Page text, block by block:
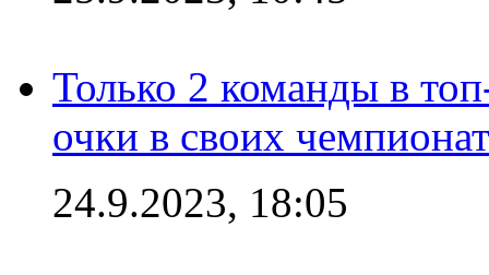
Только 2 команды в
очки в своих
24.9.2023, 18:05